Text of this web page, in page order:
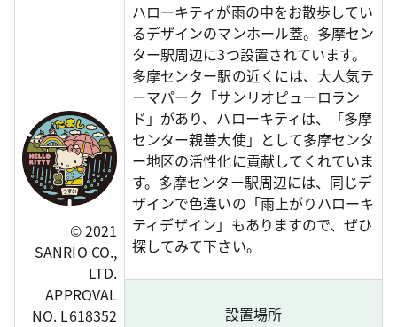
© 2021
SANRIO CO.,
LTD.
APPROVAL
NO. L618352
ハローキティが雨の中をお散歩してい
るデザインのマンホール蓋。多摩セン
ター駅周辺に3つ設置されています。
多摩センター駅の近くには、大人気テ
ーマパーク「サンリオピューロラン
ド」があり、ハローキティは、「多摩
センター親善大使」として多摩センタ
ー地区の活性化に貢献してくれていま
す。多摩センター駅周辺には、同じデ
ザインで色違いの「雨上がりハローキ
ティデザイン」もありますので、ぜひ
探してみて下さい。
設置場所